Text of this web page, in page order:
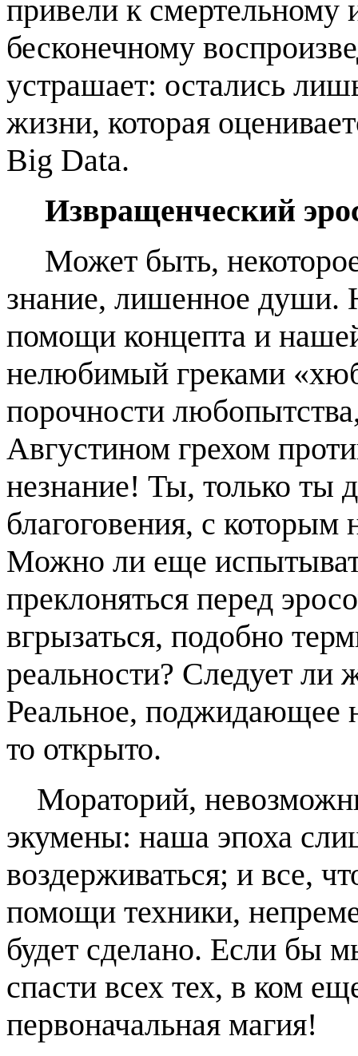
привели к смертельному
бесконечному
устрашает: остались
жизни, которая
Big Data.
Извращенческий
Может быть,
знание, лишенное души.
помощи концепта и
нелюбимый греками
порочности
Августином грехом
незнание! Ты, только ты
благоговения, с
Можно ли еще
преклоняться перед
вгрызаться, подобно
реальности? Следует ли
Реальное, поджидающее
то открыто.
Мораторий,
экумены: наша эпоха
воздерживаться; и все,
помощи техники,
будет сделано. Если бы
спасти всех тех, в ком
первоначальная магия!